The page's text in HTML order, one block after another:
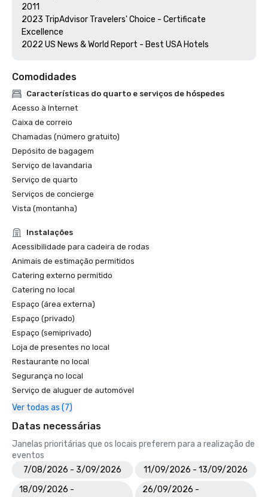
2011
2023 TripAdvisor Travelers' Choice - Certificate
Excellence
2022 US News & World Report - Best USA Hotels
Comodidades
Características do quarto e serviços de hóspedes
Acesso à Internet
Caixa de correio
Chamadas (número gratuito)
Depósito de bagagem
Serviço de lavandaria
Serviço de quarto
Serviços de concierge
Vista (montanha)
Instalações
Acessibilidade para cadeira de rodas
Animais de estimação permitidos
Catering externo permitido
Catering no local
Espaço (área externa)
Espaço (privado)
Espaço (semiprivado)
Loja de presentes no local
Restaurante no local
Segurança no local
Serviço de aluguer de automóvel
Ver todas as (7)
Datas necessárias
Janelas prioritárias que os locais preferem para a realização de
eventos
7/08/2026 - 3/09/2026
11/09/2026 - 13/09/2026
18/09/2026 -
26/09/2026 -